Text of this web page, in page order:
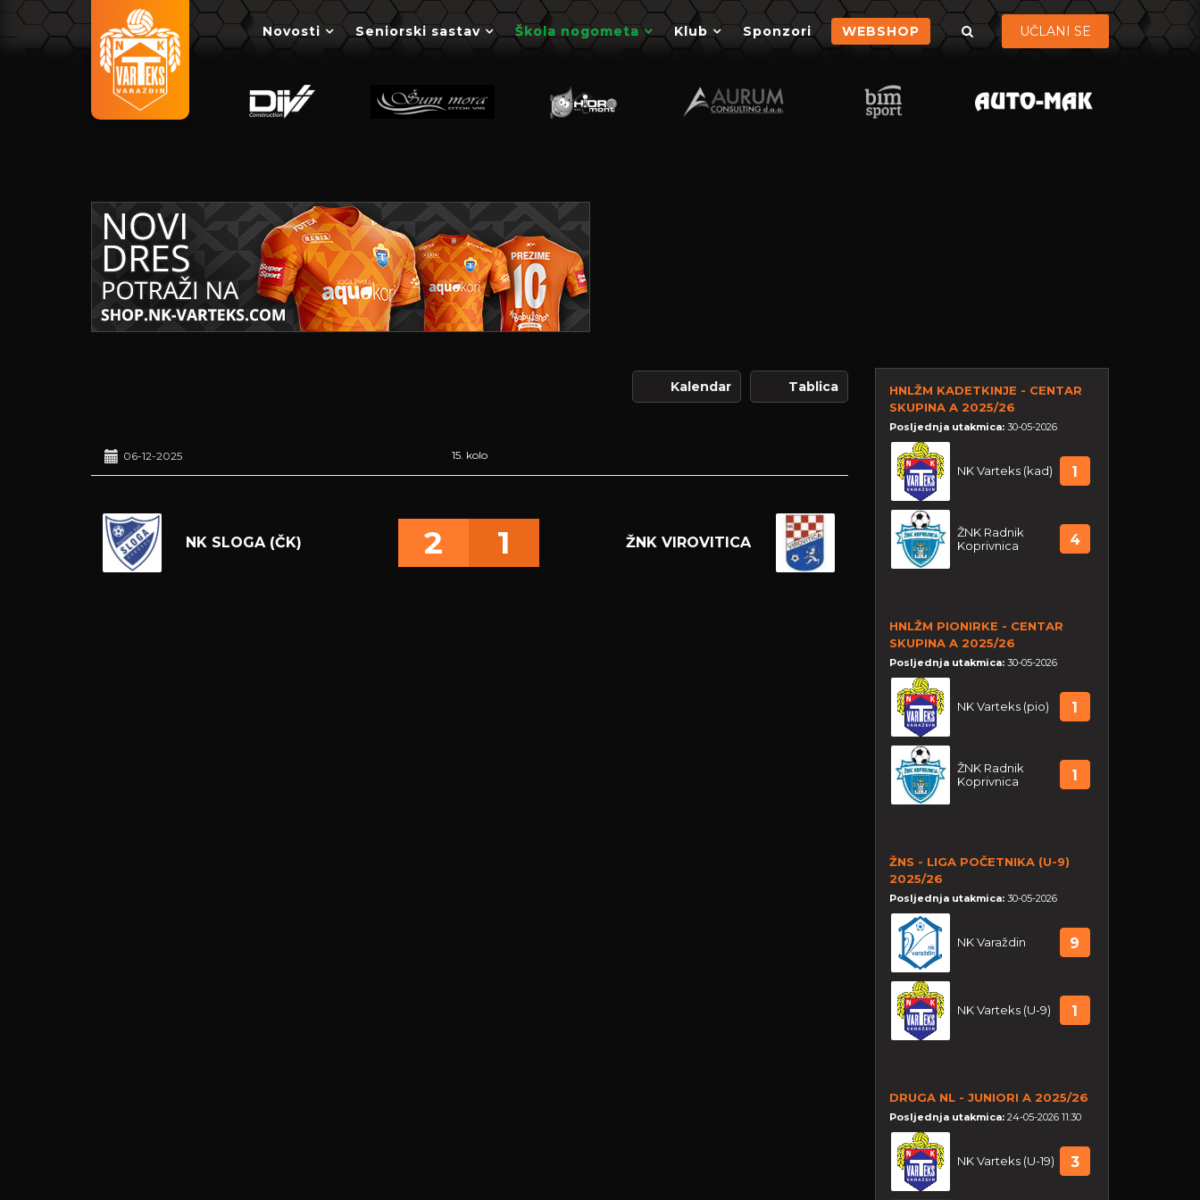
Novosti Seniorski sastav Škola nogometa Klub Sponzori WEBSHOP UČLANI SE
Kalendar Tablica
06-12-2025 15. kolo
NK SLOGA (ČK) ŽNK VIROVITICA
2 1
HNLŽM KADETKINJE - CENTAR
SKUPINA A 2025/26
Posljednja utakmica: 30-05-2026
NK Varteks (kad) 1
ŽNK Radnik
Koprivnica
4
HNLŽM PIONIRKE - CENTAR
SKUPINA A 2025/26
Posljednja utakmica: 30-05-2026
NK Varteks (pio) 1
ŽNK Radnik
Koprivnica
1
ŽNS - LIGA POČETNIKA (U-9)
2025/26
Posljednja utakmica: 30-05-2026
NK Varaždin 9
NK Varteks (U-9) 1
DRUGA NL - JUNIORI A 2025/26
Posljednja utakmica: 24-05-2026 11:30
NK Varteks (U-19) 3